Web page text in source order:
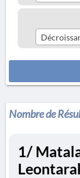
Nombre de
1/